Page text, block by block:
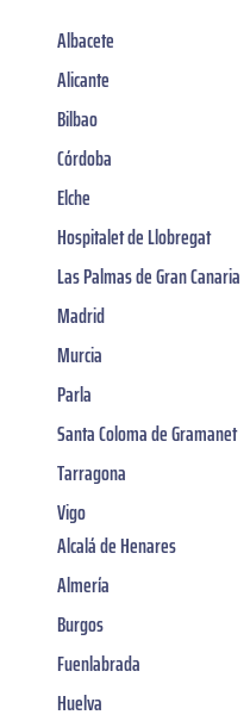
Albacete
Alicante
Bilbao
Córdoba
Elche
Hospitalet de Llobregat
Las Palmas de Gran Canaria
Madrid
Murcia
Parla
Santa Coloma de Gramanet
Tarragona
Vigo
Alcalá de Henares
Almería
Burgos
Fuenlabrada
Huelva